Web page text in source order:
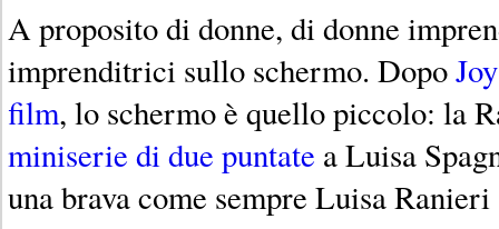
A proposito di donne, di donne
imprenditrici sullo schermo. Dopo
film, lo schermo è quello piccolo: la
miniserie di due puntate a Luisa
una brava come sempre Luisa